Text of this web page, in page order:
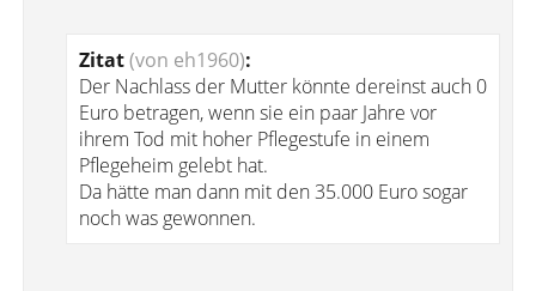
Zitat(von eh1960):
Der Nachlass der Mutter könnte dereinst auch 0
Euro betragen, wenn sie ein paar Jahre vor
ihrem Tod mit hoher Pflegestufe in einem
Pflegeheim gelebt hat.
Da hätte man dann mit den 35.000 Euro sogar
noch was gewonnen.